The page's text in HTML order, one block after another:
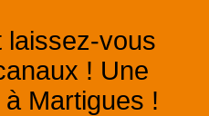
laissez-vous
! Une
Martigues !